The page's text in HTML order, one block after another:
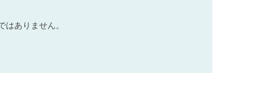
ありません。